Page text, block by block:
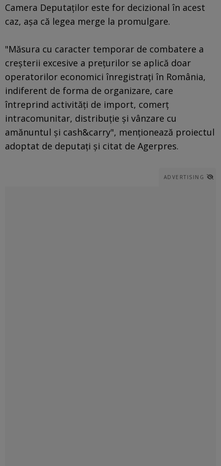
Camera Deputaților este for decizional în acest
caz, aşa că legea merge la promulgare.
"Măsura cu caracter temporar de combatere a
creșterii excesive a prețurilor se aplică doar
operatorilor economici înregistrați în România,
indiferent de forma de organizare, care
întreprind activități de import, comerț
intracomunitar, distribuție și vânzare cu
amănuntul și cash&carry", menționează proiectul
adoptat de deputați şi citat de Agerpres.
ADVERTISING